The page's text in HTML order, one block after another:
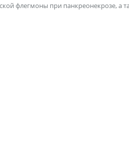
флегмоны при панкреонекрозе, а